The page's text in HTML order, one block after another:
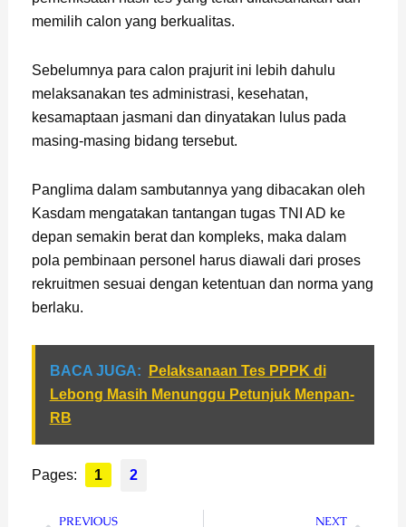
memilih calon yang berkualitas.
Sebelumnya para calon prajurit ini lebih dahulu
melaksanakan tes administrasi, kesehatan,
kesamaptaan jasmani dan dinyatakan lulus pada
masing-masing bidang tersebut.
Panglima dalam sambutannya yang dibacakan oleh
Kasdam mengatakan tantangan tugas TNI AD ke
depan semakin berat dan kompleks, maka dalam
pola pembinaan personel harus diawali dari proses
rekruitmen sesuai dengan ketentuan dan norma yang
berlaku.
BACA JUGA:
Pelaksanaan Tes PPPK di
Lebong Masih Menunggu Petunjuk Menpan-
RB
Pages: 1 2
Prev
PREVIOUS NEXTNext